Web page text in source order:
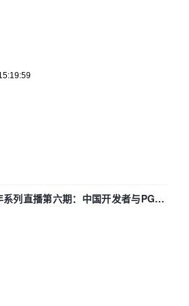
列直播第六期：中国开发者与PG内
们贡献了什么？